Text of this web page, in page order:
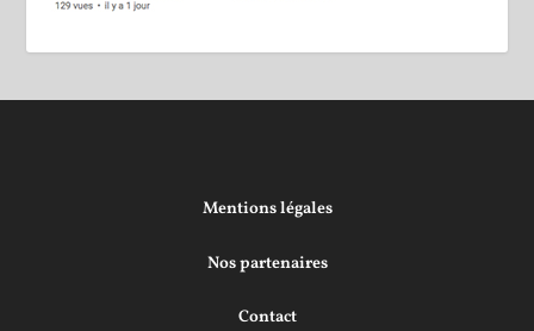
Mentions légales
Nos partenaires
Contact